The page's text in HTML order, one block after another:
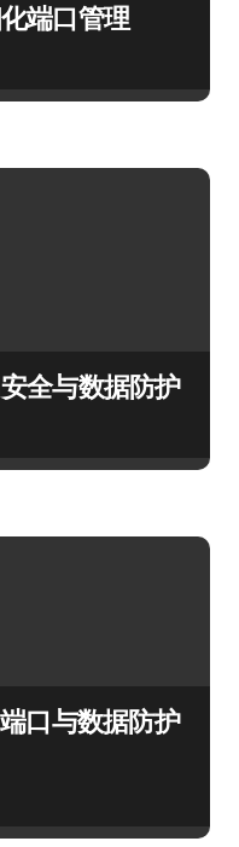
端口管理
全与数据防护
口与数据防护